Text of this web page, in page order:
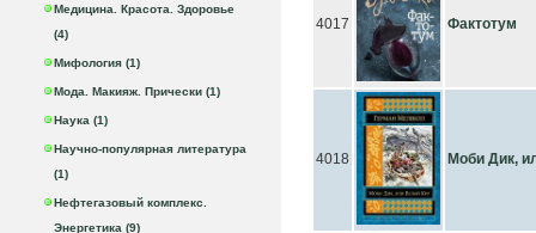
Медицина. Красота. Здоровье
(4)
Мифология (1)
Мода. Макияж. Прически (1)
Наука (1)
Научно-популярная литература
(1)
Нефтегазовый комплекс.
Энергетика (9)
4017 Фактотум
4018 Моби Дик,